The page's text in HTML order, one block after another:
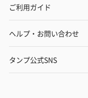
ご利用ガイド
ヘルプ・お問い合わせ
タンプ公式SNS